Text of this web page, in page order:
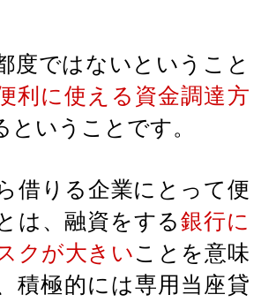
度ではないということ
利に使える資金調達方
ということです。
借りる企業にとって便
は、融資をする銀行に
クが大きいことを意味
積極的には専用当座貸